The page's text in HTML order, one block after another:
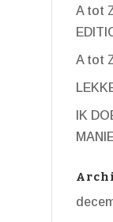
A tot
A tot
IK